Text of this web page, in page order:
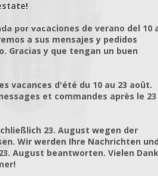
por vacaciones de verano del 10
a sus mensajes y pedidos
Gracias y que tengan un buen
vacances d'été du 10 au 23 août.
et commandes après le 23
23. August wegen der
Wir werden Ihre Nachrichten
August beantworten. Vielen Dank